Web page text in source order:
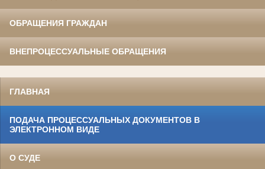
ОБРАЩЕНИЯ ГРАЖДАН
ВНЕПРОЦЕССУАЛЬНЫЕ ОБРАЩЕНИЯ
ГЛАВНАЯ
ПОДАЧА ПРОЦЕССУАЛЬНЫХ ДОКУМЕНТОВ В
ЭЛЕКТРОННОМ ВИДЕ
О СУДЕ